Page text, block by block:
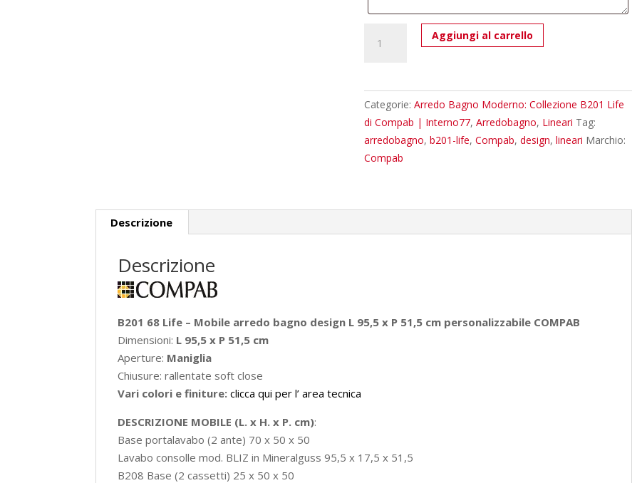
B201
-
Mobile
arredo
bagno
95,5
Aggiungi al carrello
Categorie: Arredo Bagno Moderno: Collezione B201 Life
di Compab | Interno77, Arredobagno, Lineari Tag:
arredobagno, b201-life, Compab, design, lineari Marchio:
Compab
Descrizione
Descrizione
B201 68 Life – Mobile arredo bagno design L 95,5 x P 51,5 cm personalizzabile COMPAB
Dimensioni: L 95,5 x P 51,5 cm
Aperture: Maniglia
Chiusure: rallentate soft close
Vari colori e finiture:clicca qui per l’ area tecnica
DESCRIZIONE MOBILE (L. x H. x P. cm):
Base portalavabo (2 ante) 70 x 50 x 50
Lavabo consolle mod. BLIZ in Mineralguss 95,5 x 17,5 x 51,5
B208 Base (2 cassetti) 25 x 50 x 50